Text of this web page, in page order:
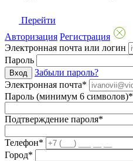
Перейти
Авторизация Регистрация
Электронная почта или логин
Пароль
Вход
Забыли пароль?
Электронная почта*
Пароль (минимум 6 символов)*
Подтверждение пароля*
Телефон*
Город*